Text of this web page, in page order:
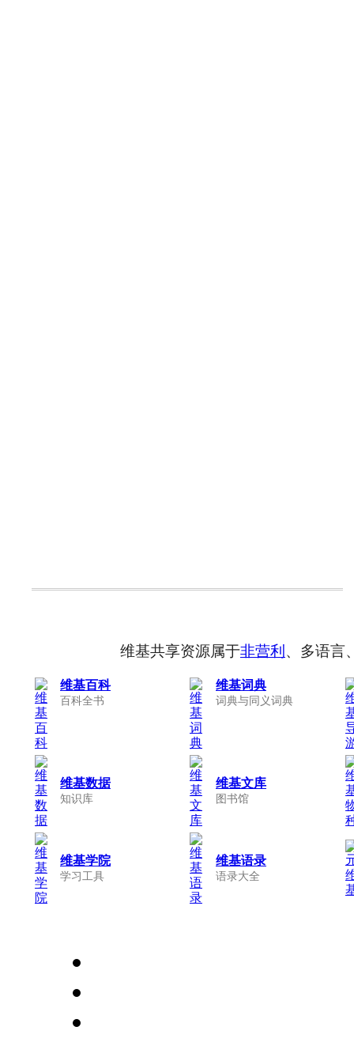
维基共享资源属于非营利、多语言
维基百科
百科全书
维基词典
词典与同义词典
维基数据
知识库
维基文库
图书馆
维基学院
学习工具
维基语录
语录大全